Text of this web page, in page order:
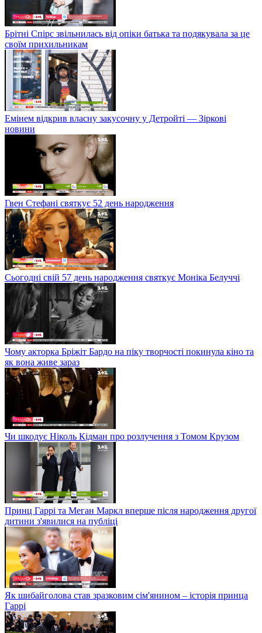
Брітні Спірс звільнилась від опіки батька та подякувала за це
своїм прихильникам
Емінем відкрив власну закусочну у Детройті — Зіркові
новини
Гвен Стефані святкує 52 день народження
Сьогодні свій 57 день народження святкує Моніка Белуччі
Чому акторка Бріжіт Бардо на піку творчості покинула кіно та
як вона живе зараз
Чи шкодує Ніколь Кідман про розлучення з Томом Крузом
Принц Гаррі та Меган Маркл вперше після народження другої
дитини з'явилися на публіці
Як шибайголова став зразковим сім'янином – історія принца
Гаррі